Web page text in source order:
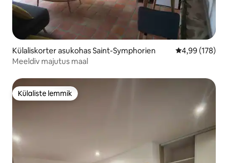
Külaliskorter asukohas Saint-Symphorien Keskmine
4,99 (178)
Meeldiv majutus maal
Külaliste lemmik
Külaliste lemmik